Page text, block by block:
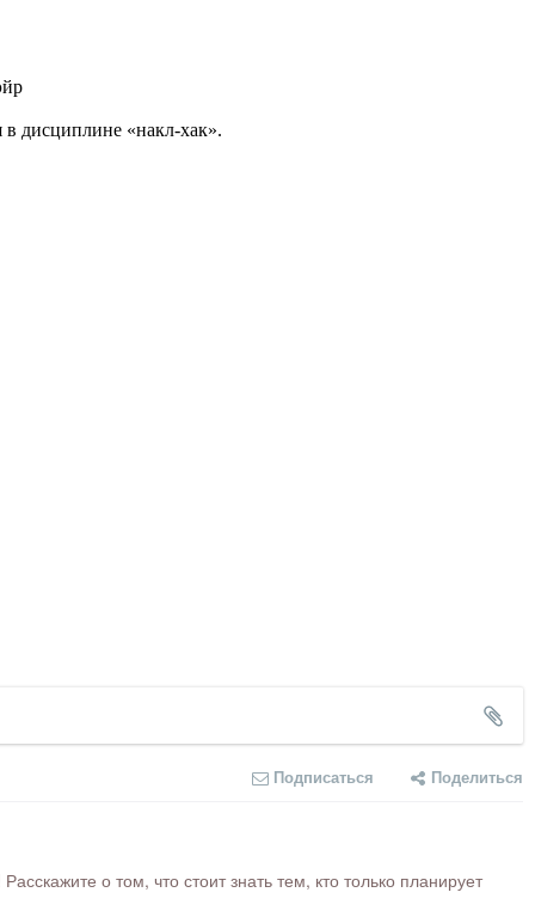
дисциплине «накл-хак».
Подписаться Поделиться
о том, что стоит знать тем, кто только планирует